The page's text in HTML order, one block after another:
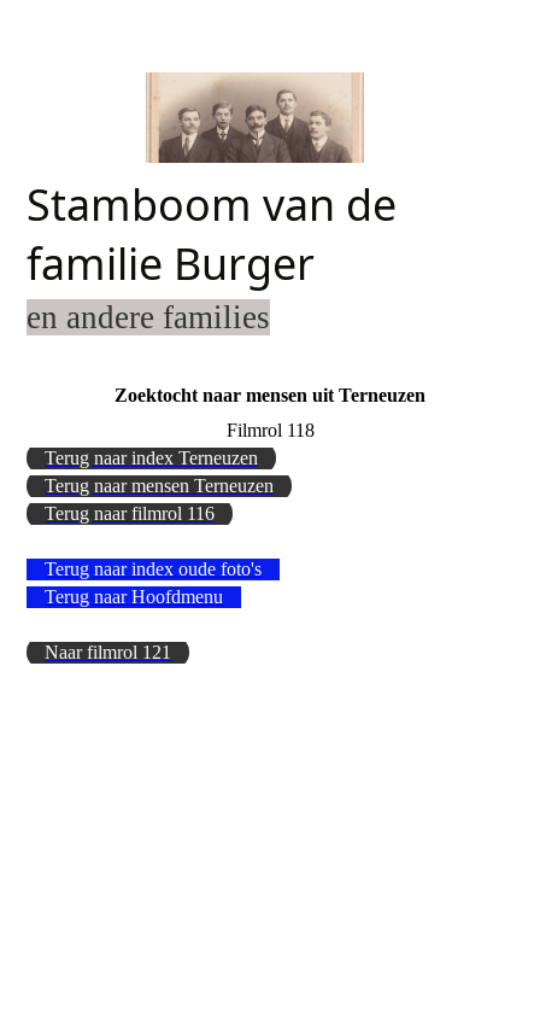
Stamboom van de
familie Burger
en andere families
Zoektocht naar mensen uit Terneuzen
Filmrol 118
Terug naar index Terneuzen
Terug naar mensen Terneuzen
Terug naar filmrol 116
Terug naar index oude foto's
Terug naar Hoofdmenu
Naar filmrol 121